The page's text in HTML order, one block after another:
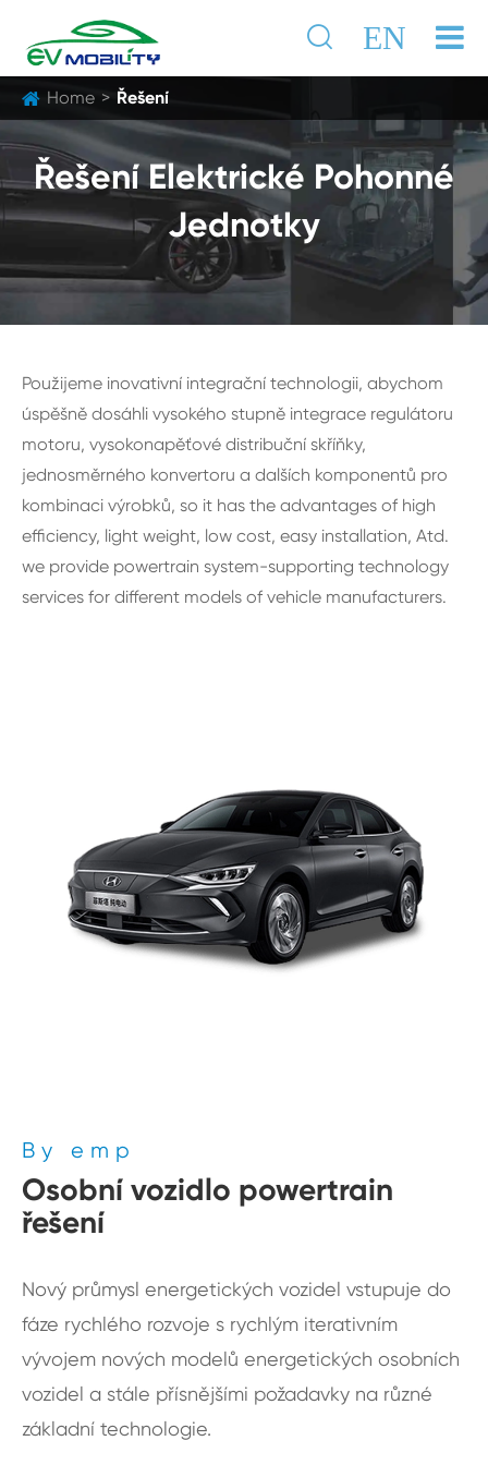
EN

Home Řešení
Řešení Elektrické Pohonné
Jednotky
Použijeme inovativní integrační technologii, abychom
úspěšně dosáhli vysokého stupně integrace regulátoru
motoru, vysokonapěťové distribuční skříňky,
jednosměrného konvertoru a dalších komponentů pro
kombinaci výrobků, so it has the advantages of high
efficiency, light weight, low cost, easy installation, Atd.
we provide powertrain system-supporting technology
services for different models of vehicle manufacturers.
By emp
Osobní vozidlo powertrain
řešení
Nový průmysl energetických vozidel vstupuje do
fáze rychlého rozvoje s rychlým iterativním
vývojem nových modelů energetických osobních
vozidel a stále přísnějšími požadavky na různé
základní technologie.